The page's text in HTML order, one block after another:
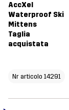
AccXel
Waterproof Ski
Mittens
Taglia
acquistata
Nr articolo 14291